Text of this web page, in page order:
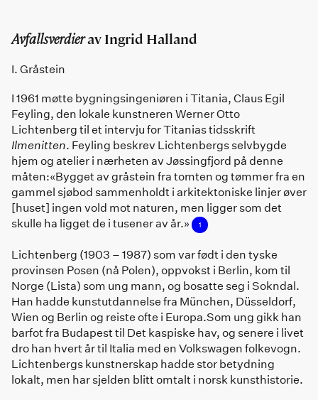
Avfallsverdierav Ingrid Halland
I. Gråstein
I 1961 møtte bygningsingeniøren i Titania, Claus Egil
Feyling, den lokale kunstneren Werner Otto
Lichtenberg til et intervju for Titanias tidsskrift
Ilmenitten. Feyling beskrev Lichtenbergs selvbygde
hjem og atelier i nærheten av Jøssingfjord på denne
måten:«Bygget av gråstein fra tomten og tømmer fra en
gammel sjøbod sammenholdt i arkitektoniske linjer øver
[huset] ingen vold mot naturen, men ligger som det
skulle ha ligget de i tusener av år.»
1
Lichtenberg (1903 – 1987) som var født i den tyske
provinsen Posen (nå Polen), oppvokst i Berlin, kom til
Norge (Lista) som ung mann, og bosatte seg i Sokndal.
Han hadde kunstutdannelse fra München, Düsseldorf,
Wien og Berlin og reiste ofte i Europa.Som ung gikk han
barfot fra Budapest til Det kaspiske hav, og senere i livet
dro han hvert år til Italia med en Volkswagen folkevogn.
Lichtenbergs kunstnerskap hadde stor betydning
lokalt, men har sjelden blitt omtalt i norsk kunsthistorie.